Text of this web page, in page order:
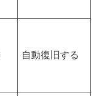
自動復旧する